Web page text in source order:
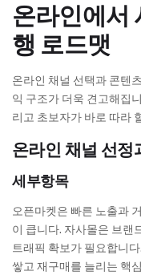
온라인에서
행 로드맷
온라인 채널 선택과 콘텐
익 구조가 더욱 견고해집
리고 초보자가 바로 따라
온라인 채널 선정
세부항목
오픈마켓은 빠른 노출과
이 큽니다. 자사몰은 브랜
트래픽 확보가 필요합니
쌓고 재구매를 늘리는 핵